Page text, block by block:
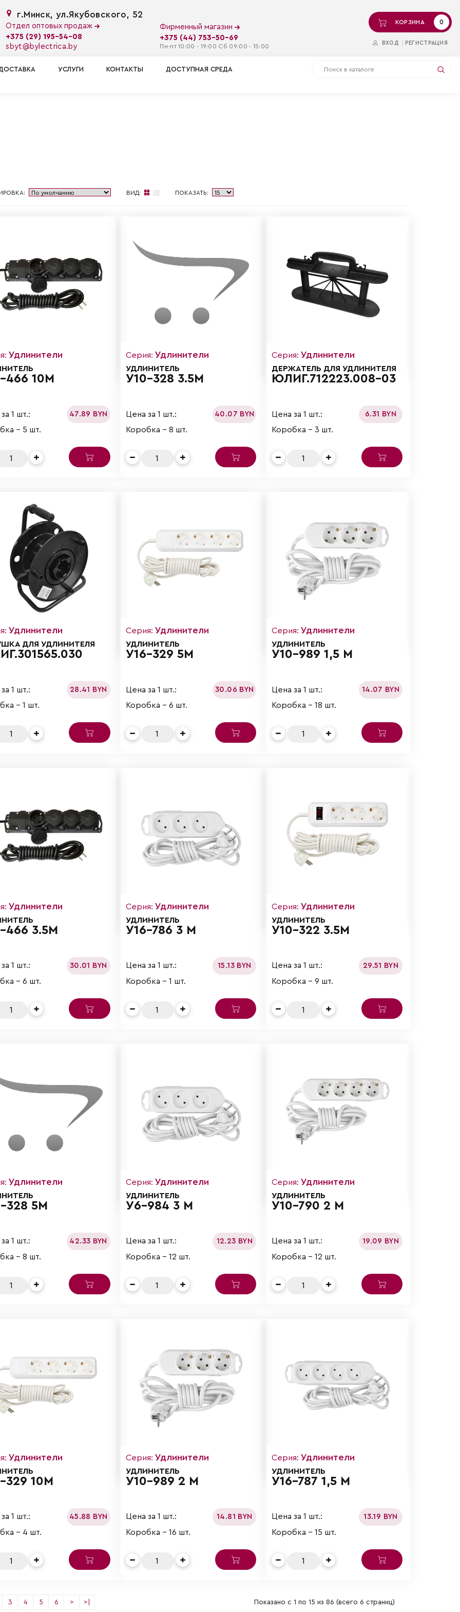
г.Минск, ул.Якубовского, 52
Отдел оптовых продаж
+375 (29) 195-54-08
sbyt@bylectrica.by
Фирменный магазин
+375 (44) 753-50-69
Пн-пт 10:00 - 19:00 Сб 09:00 - 15:00
КОРЗИНА 0
ВХОД РЕГИСТРАЦИЯ
УСЛУГИ КОНТАКТЫ ДОСТУПНАЯ СРЕДА
ВИД: ПОКАЗАТЬ:
Удлинители
466 10М
1 шт.: 47.89 BYN
- 5 шт.
Серия: Удлинители
УДЛИНИТЕЛЬ
У10-328 3.5М
Цена за 1 шт.: 40.07 BYN
Коробка - 8 шт.
Серия:Удлинители
ДЕРЖАТЕЛЬ ДЛЯ УДЛИНИТЕЛЯ
ЮЛИГ.712223.008-03
Цена за 1 шт.: 6.31 BYN
Коробка - 3 шт.
Удлинители
ДЛЯ УДЛИНИТЕЛЯ
1 шт.: 28.41 BYN
- 1 шт.
Серия: Удлинители
УДЛИНИТЕЛЬ
У16-329 5М
Цена за 1 шт.: 30.06 BYN
Коробка - 6 шт.
Серия:Удлинители
УДЛИНИТЕЛЬ
У10-989 1,5 М
Цена за 1 шт.: 14.07 BYN
Коробка - 18 шт.
Удлинители
466 3.5М
1 шт.: 30.01 BYN
- 6 шт.
Серия: Удлинители
УДЛИНИТЕЛЬ
У16-786 3 М
Цена за 1 шт.: 15.13 BYN
Коробка - 1 шт.
Серия:Удлинители
УДЛИНИТЕЛЬ
У10-322 3.5М
Цена за 1 шт.: 29.51 BYN
Коробка - 9 шт.
Удлинители
328 5М
1 шт.: 42.33 BYN
- 8 шт.
Серия: Удлинители
УДЛИНИТЕЛЬ
У6-984 3 М
Цена за 1 шт.: 12.23 BYN
Коробка - 12 шт.
Серия:Удлинители
УДЛИНИТЕЛЬ
У10-790 2 М
Цена за 1 шт.: 19.09 BYN
Коробка - 12 шт.
Удлинители
329 10М
1 шт.: 45.88 BYN
- 4 шт.
Серия: Удлинители
УДЛИНИТЕЛЬ
У10-989 2 М
Цена за 1 шт.: 14.81 BYN
Коробка - 16 шт.
Серия:Удлинители
УДЛИНИТЕЛЬ
У16-787 1,5 М
Цена за 1 шт.: 13.19 BYN
Коробка - 15 шт.
3 4 5 6 > >| Показано с 1 по 15 из 86 (всего 6 страниц)